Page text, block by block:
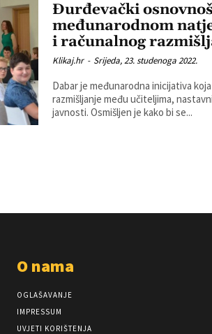
Đurđevački
međunarodnom
i računalnog
Klikaj.hr - Srijeda, 23. studenoga 2022.
Dabar je međunarodna inicijativa
razmišljanje među učiteljima,
javnosti. Osmišljen je kako bi se...
O nama
OGLAŠAVANJE
IMPRESSUM
UVJETI KORIŠTENJA